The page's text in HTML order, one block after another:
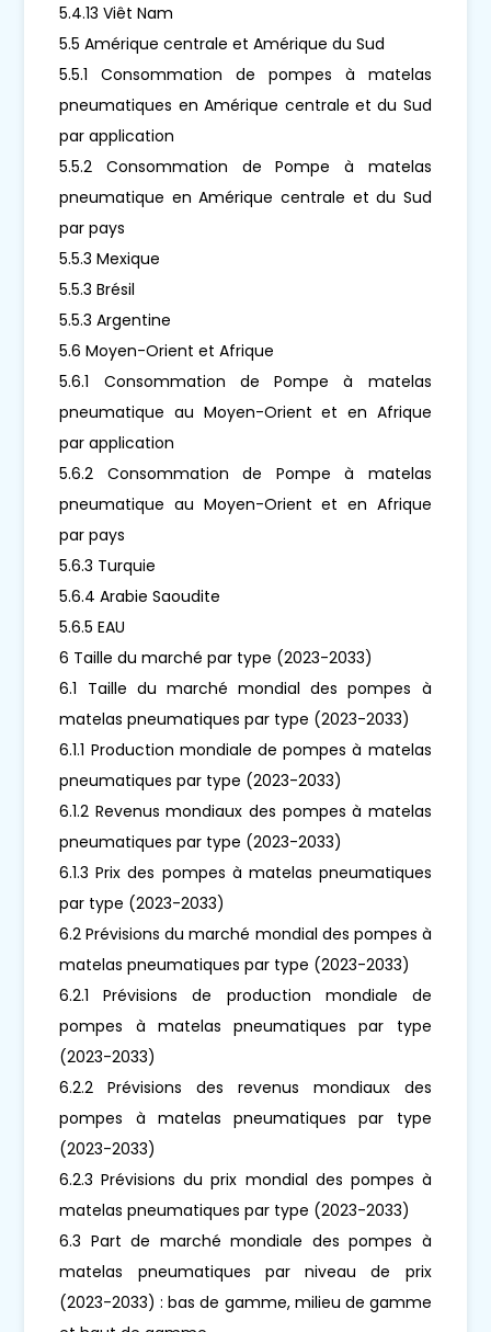
5.4.13 Viêt Nam
5.5 Amérique centrale et Amérique du Sud
5.5.1 Consommation de pompes à matelas
pneumatiques en Amérique centrale et du Sud
par application
5.5.2 Consommation de Pompe à matelas
pneumatique en Amérique centrale et du Sud
par pays
5.5.3 Mexique
5.5.3 Brésil
5.5.3 Argentine
5.6 Moyen-Orient et Afrique
5.6.1 Consommation de Pompe à matelas
pneumatique au Moyen-Orient et en Afrique
par application
5.6.2 Consommation de Pompe à matelas
pneumatique au Moyen-Orient et en Afrique
par pays
5.6.3 Turquie
5.6.4 Arabie Saoudite
5.6.5 EAU
6 Taille du marché par type (2023-2033)
6.1 Taille du marché mondial des pompes à
matelas pneumatiques par type (2023-2033)
6.1.1 Production mondiale de pompes à matelas
pneumatiques par type (2023-2033)
6.1.2 Revenus mondiaux des pompes à matelas
pneumatiques par type (2023-2033)
6.1.3 Prix des pompes à matelas pneumatiques
par type (2023-2033)
6.2 Prévisions du marché mondial des pompes à
matelas pneumatiques par type (2023-2033)
6.2.1 Prévisions de production mondiale de
pompes à matelas pneumatiques par type
(2023-2033)
6.2.2 Prévisions des revenus mondiaux des
pompes à matelas pneumatiques par type
(2023-2033)
6.2.3 Prévisions du prix mondial des pompes à
matelas pneumatiques par type (2023-2033)
6.3 Part de marché mondiale des pompes à
matelas pneumatiques par niveau de prix
(2023-2033) : bas de gamme, milieu de gamme